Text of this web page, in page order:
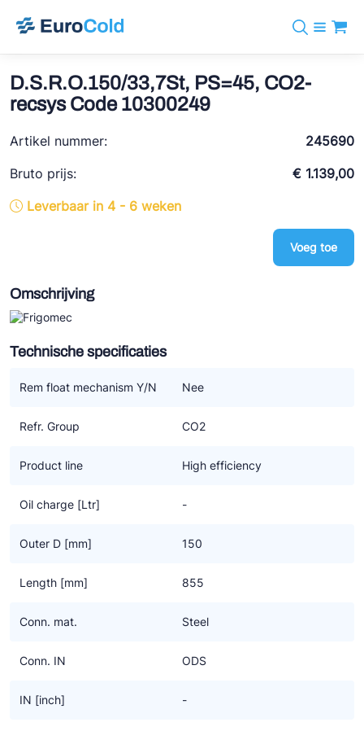
info@eurocold.nl
Merken
BOCK
REFFLEX®
Johnson Controls
Doucette Industries
Koudemiddelen
Diensten
Downloads
Nieuws
Over ons
D.S.R.O.150/33,7St, PS=45, CO2-
recsys Code 10300249
Artikel nummer:
245690
Bruto prijs:
€ 1.139,00
Leverbaar in 4 - 6 weken
Voeg toe
Omschrijving
Technische specificaties
Rem float mechanism Y/N Nee
Refr. Group CO2
Product line High efficiency
Oil charge [Ltr] -
Outer D [mm] 150
Length [mm] 855
Conn. mat. Steel
Conn. IN ODS
IN [inch] -